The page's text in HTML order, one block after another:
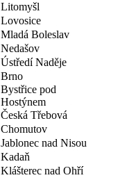
Litomyšl
Lovosice
Mladá Boleslav
Nedašov
Ústředí Naděje
Brno
Bystřice pod
Hostýnem
Česká Třebová
Chomutov
Jablonec nad Nisou
Kadaň
Klášterec nad Ohří